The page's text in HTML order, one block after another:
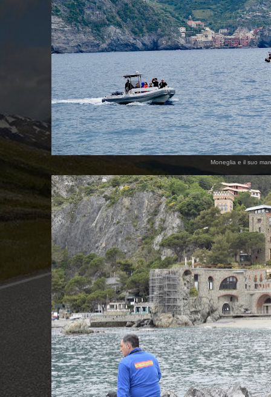
Moneglia e il suo